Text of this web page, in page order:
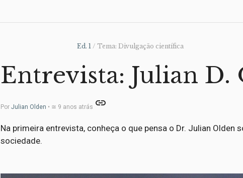
Ed. 1 / Tema: Divulgação científica
Entrevista: Julian D.
PorJulian Olden • ≅ 9 anos atrás link
Na primeira entrevista, conheça o que pensa o Dr. Julian Olden
sociedade.